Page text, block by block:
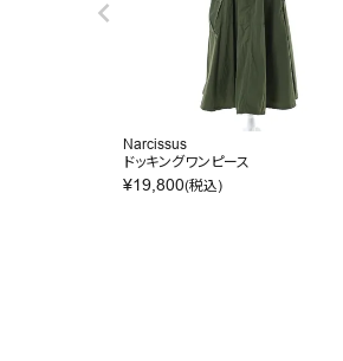
Narcissus
ドッキングワンピース
¥19,800(税込)